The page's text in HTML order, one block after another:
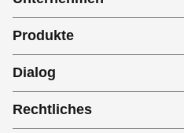
Produkte
Dialog
Rechtliches